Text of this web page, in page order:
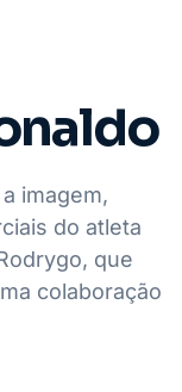
imagem,
do atleta
que
colaboração